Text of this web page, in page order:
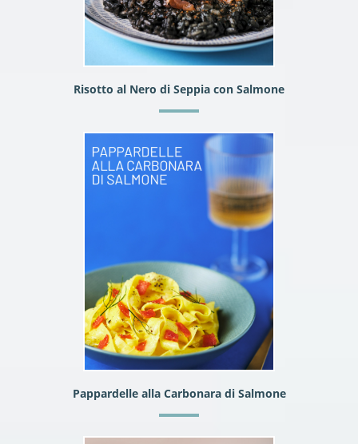
Risotto al Nero di Seppia con Salmone
Pappardelle alla Carbonara di Salmone